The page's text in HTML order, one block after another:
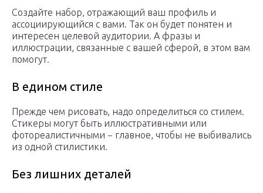
Создайте набор, отражающий ваш профиль и
ассоциирующийся с вами. Так он будет понятен и
интересен целевой аудитории. А фразы и
иллюстрации, связанные с вашей сферой, в этом вам
помогут.
В едином стиле
Прежде чем рисовать, надо определиться со стилем.
Стикеры могут быть иллюстративными или
фотореалистичными − главное, чтобы не выбивались
из одной стилистики.
Без лишних деталей